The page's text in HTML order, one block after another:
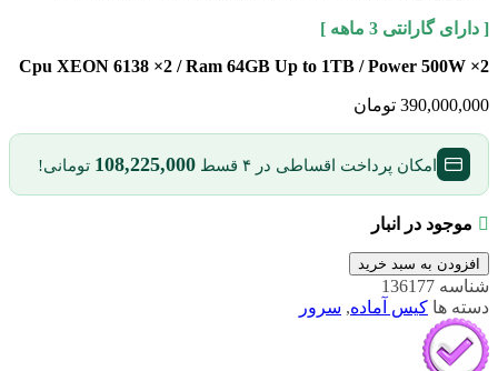
[ دارای گارانتی 3 ماهه ]
Cpu XEON 6138 ×2 / Ram 64GB Up to 1TB / Power 500W ×2
390,000,000 تومان
امکان پرداخت اقساطی در ۴ قسط 108,225,000 تومانی!
موجود در انبار
افزودن به سبد خرید
شناسه 136177
دسته ها کیس آماده, سرور